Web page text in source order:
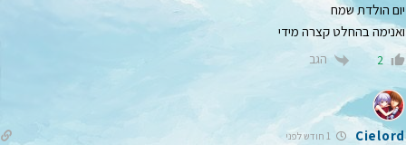
יום הולדת שמח
ואנימה בהחלט קצרה מידי
2 הגב
Cielord